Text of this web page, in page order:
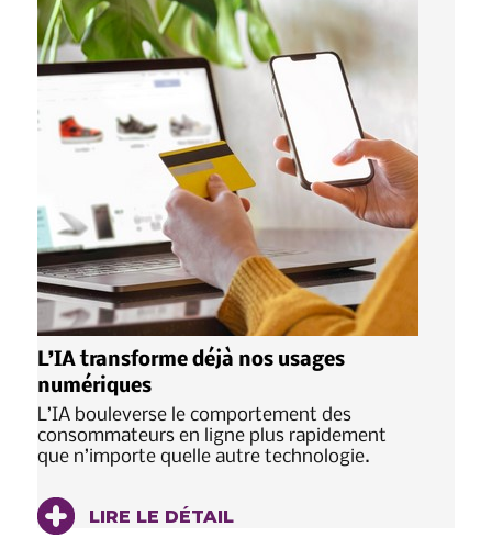
L’IA transforme déjà nos usages
numériques
L’IA bouleverse le comportement des
consommateurs en ligne plus rapidement
que n’importe quelle autre technologie.
LIRE LE DÉTAIL